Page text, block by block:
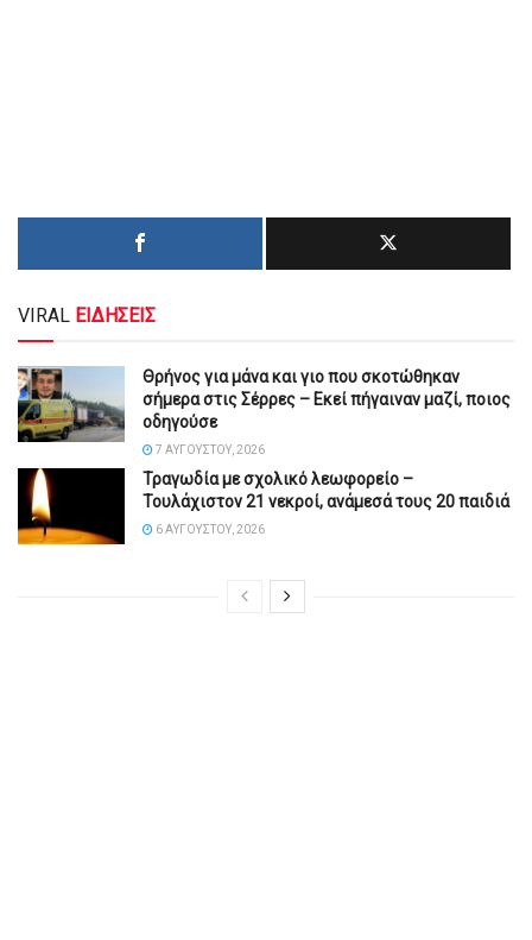
VIRAL ΕΙΔΗΣΕΙΣ
Θρήνος για μάνα και γιο που σκοτώθηκαν
σήμερα στις Σέρρες – Εκεί πήγαιναν μαζί, ποιος
οδηγούσε
7 ΑΥΓΟΎΣΤΟΥ, 2026
Τραγωδία με σχολικό λεωφορείο –
Τουλάχιστον 21 νεκροί, ανάμεσά τους 20 παιδιά
6 ΑΥΓΟΎΣΤΟΥ, 2026